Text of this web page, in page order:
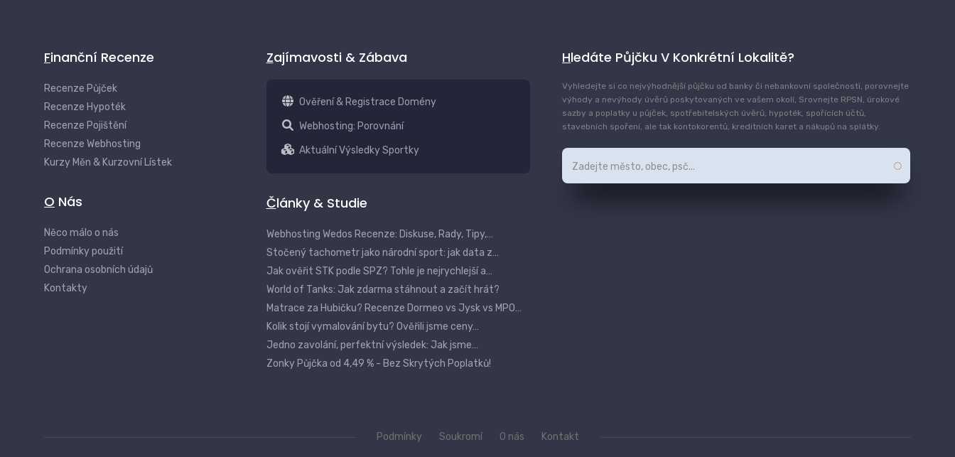
Finanční Recenze
Recenze Půjček
Recenze Hypoték
Recenze Pojištění
Recenze Webhosting
Kurzy Měn & Kurzovní Lístek
O Nás
Něco málo o nás
Podmínky použití
Ochrana osobních údajů
Kontakty
Zajímavosti & Zábava
Ověření & Registrace Domény
Webhosting: Porovnání
Aktuální Výsledky Sportky
Články & Studie
Webhosting Wedos Recenze: Diskuse, Rady, Tipy,…
Stočený tachometr jako národní sport: jak data z…
Jak ověřit STK podle SPZ? Tohle je nejrychlejší a…
World of Tanks: Jak zdarma stáhnout a začít hrát?
Matrace za Hubičku? Recenze Dormeo vs Jysk vs MPO…
Kolik stojí vymalování bytu? Ověřili jsme ceny…
Jedno zavolání, perfektní výsledek: Jak jsme…
Zonky Půjčka od 4,49 % - Bez Skrytých Poplatků!
Hledáte Půjčku V Konkrétní Lokalitě?
Vyhledejte si co nejvýhodnější půjčku od banky či nebankovní společnosti, porovnejte
výhody a nevýhody úvěrů poskytovaných ve vašem okolí, Srovnejte RPSN, úrokové
sazby a poplatky u půjček, spotřebitelských úvěrů, hypoték, spořících účtů,
stavebních spoření, ale tak kontokorentů, kreditních karet a nákupů na splátky.
Podmínky Soukromí O nás Kontakt